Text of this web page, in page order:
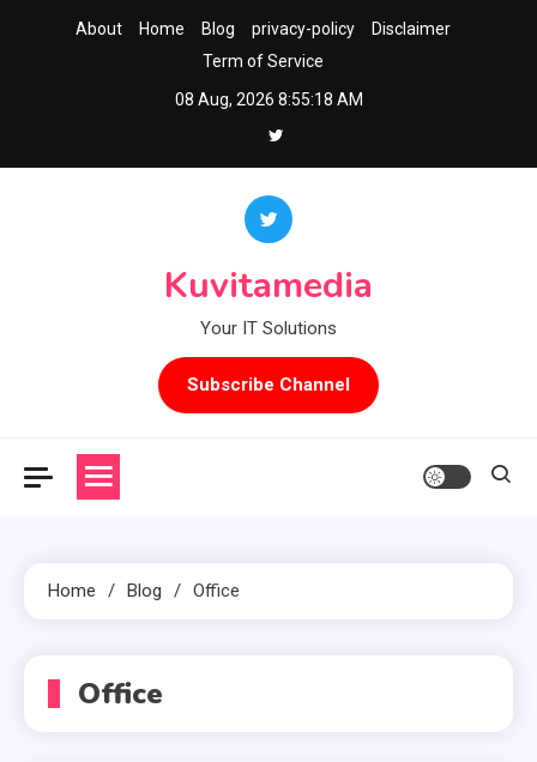
About Home Blog privacy-policy
Disclaimer
Term of Service
08 Aug, 2026 8:55:19 AM
Kuvitamedia
Your IT Solutions
Subscribe Channel
Home Blog Office
Office